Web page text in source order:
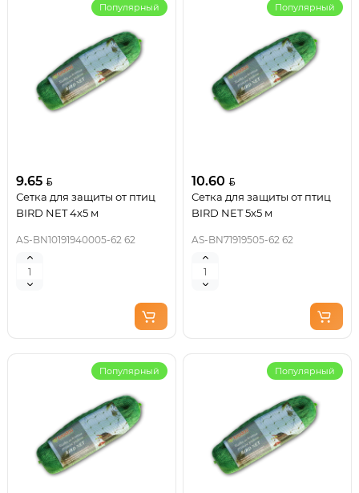
Популярный
9.65
Сетка для защиты от птиц
BIRD NET 4х5 м
AS-BN10191940005-62 62
Популярный
10.60
Сетка для защиты от птиц
BIRD NET 5х5 м
AS-BN71919505-62 62
Популярный Популярный